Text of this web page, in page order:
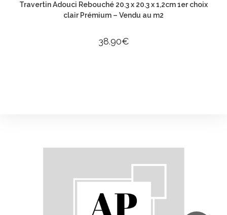
Travertin Adouci Rebouché 20.3 x 20.3 x 1,2cm 1er choix
clair Prémium – Vendu au m2
38.90€